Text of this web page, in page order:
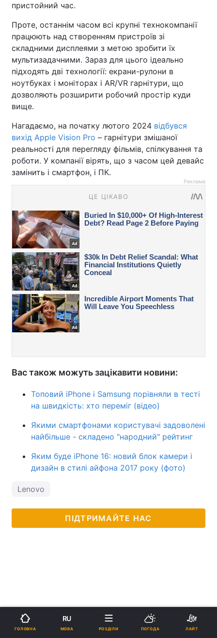
пристойний час.
Проте, останнім часом всі крупні технокомпанії
працюють над створенням пристроїв зі
складними дисплеями з метою зробити їх
мультизадачними. Зараз для цього ідеально
підходять дві технології: екрани-рулони в
ноутбуках і моніторах і AR/VR гарнітури, що
дозволяють розширити робочий простір куди
вище.
Нагадаємо, на початку лютого 2024 відбувся
вихід Apple Vision Pro – гарнітури змішаної
реальності для перегляду фільмів, спілкування та
роботи. У компанії вірять, що з часом цей девайс
замінить і смартфон, і ПК.
Реклама
Вас також можуть зацікавити новини:
Топовий iPhone і Samsung порівняли в тесті
на швидкість: хто переміг (відео)
Якими смартфонами користувачі задоволені
найбільше - складено "народний" рейтинг
Яким буде iPhone 16: новий блок камери і
дизайн в стилі айфона 2017 року (фото)
Lenovo
ПІДТРИМАЙТЕ НАС
ГОЛОВНА
RU
МОВА РОЗДІЛИ ПОГОДА ЛАЙТ